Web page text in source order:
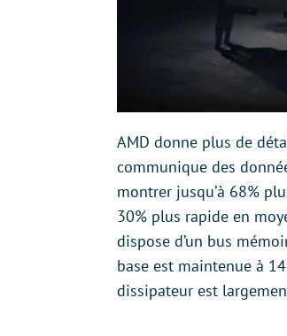
AMD donne plus de
communique des
montrer jusqu’à 68%
30% plus rapide en
dispose d’un bus
base est maintenue à
dissipateur est